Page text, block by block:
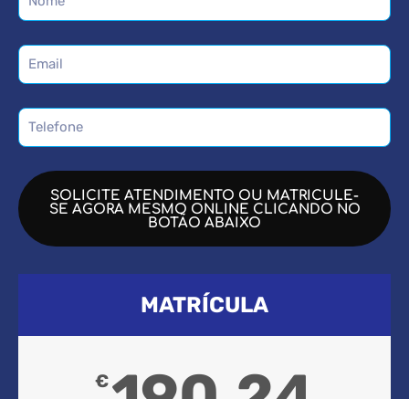
SOLICITE ATENDIMENTO OU MATRICULE-
SE AGORA MESMO ONLINE CLICANDO NO
BOTÃO ABAIXO
MATRÍCULA
€